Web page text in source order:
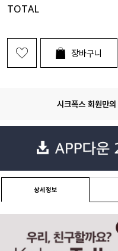
TOTAL
장바구니
시크폭스 회원만의
상세정보